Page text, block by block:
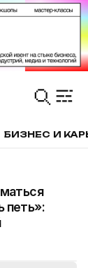
БИЗНЕС И
петь»: